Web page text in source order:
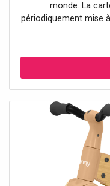
monde. La
périodiquement mise
adaptées afin de
de six couleurs
grande qualité
enfants de 4 ans et +.